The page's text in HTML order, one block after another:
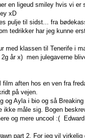
en ligeud smiley hvis vi
xD
pulje til sidst... fra
tedrikker har jeg kunne
med klassen til Tenerife i
2g år x) men julegaverne
aften hos en ven fra
på vejen.
og Ayla i bio og så
måle sig. Bogen
og mere uncool :(
part 2. For jeg vil virkelig